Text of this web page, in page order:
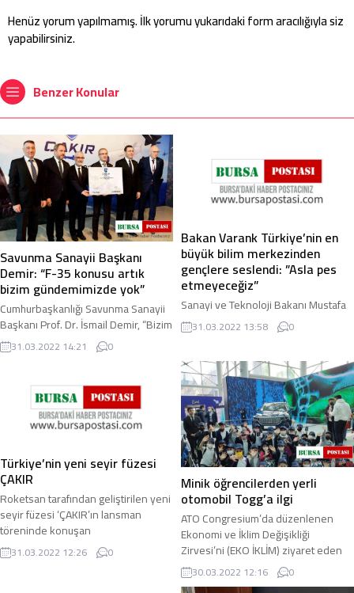
Henüz yorum yapılmamış. İlk yorumu yukarıdaki form aracılığıyla siz
yapabilirsiniz.
Benzer Konular
Savunma Sanayii Başkanı
Demir: “F-35 konusu artık
bizim gündemimizde yok”
Cumhurbaşkanlığı Savunma Sanayii
Başkanı Prof. Dr. İsmail Demir, “Bizim
savunma sanayii politikalarımız
açısından F-35 müzakerelerinin
31.03.2022 14:21 0
Bakan Varank Türkiye’nin en
büyük bilim merkezinden
gençlere seslendi: ”Asla pes
etmeyeceğiz”
Sanayi ve Teknoloji Bakanı Mustafa
Varank, Türkiye’nin en büyük bilim
merkezinin açılışından gençlere
31.03.2022 13:58 0
Türkiye’nin yeni seyir füzesi
ÇAKIR
Roketsan tarafından geliştirilen yeni
seyir füzesi ‘ÇAKIR’ın lansman
töreninde konuşan
Cumhurbaşkanlığı Savunma Sanayii
Başkanı Prof. Dr. İsmail ...
31.03.2022 12:26 0
Minik öğrencilerden yerli
otomobil Togg’a ilgi
ATO Congresium’da düzenlenen
Ekonomi ve İklim Değişikliği
Zirvesi’ni (EKO İKLİM) ziyaret eden
ilkokul öğrencileri, zirvede
sergilenen Türkiye’nin ...
30.03.2022 12:16 0